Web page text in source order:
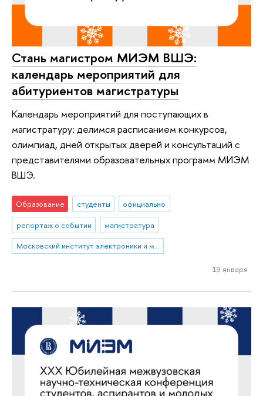
Стань магистром МИЭМ ВШЭ:
календарь мероприятий для
абитуриентов магистратуры
Календарь мероприятий для поступающих в
магистратуру: делимся расписанием конкурсов,
олимпиад, дней открытых дверей и консультаций с
представителями образовательных программ МИЭМ
ВШЭ.
Образование студенты
официально
репортаж о событии
магистратура
Московский институт электроники и математики им. А.Н. Тихонова
19 января